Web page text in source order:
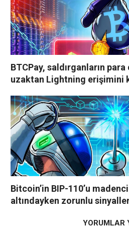
BTCPay, saldırganların para
uzaktan Lightning erişimini
Bitcoin’in BIP-110’u
altındayken zorunlu
YORUMLAR